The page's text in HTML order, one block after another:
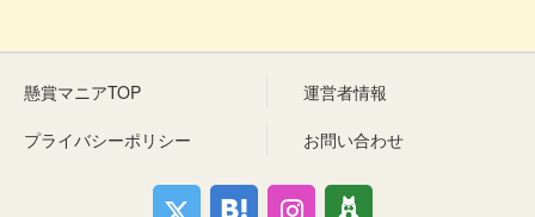
懸賞マニアTOP
運営者情報
プライバシーポリシー
お問い合わせ